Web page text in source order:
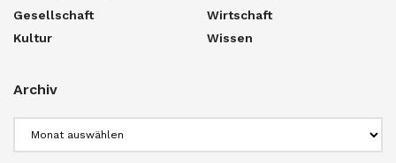
Gesellschaft
Kultur
Wirtschaft
Wissen
Archiv